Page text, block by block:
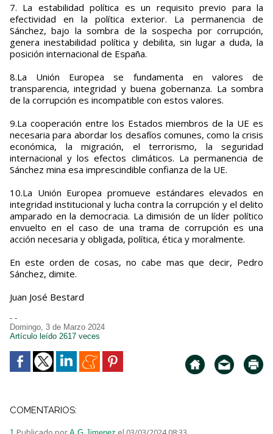
7. La estabilidad política es un requisito previo para la
efectividad en la política exterior. La permanencia de
Sánchez, bajo la sombra de la sospecha por corrupción,
genera inestabilidad política y debilita, sin lugar a duda, la
posición internacional de España.
8.La Unión Europea se fundamenta en valores de
transparencia, integridad y buena gobernanza. La sombra
de la corrupción es incompatible con estos valores.
9.La cooperación entre los Estados miembros de la UE es
necesaria para abordar los desafíos comunes, como la crisis
económica, la migración, el terrorismo, la seguridad
internacional y los efectos climáticos. La permanencia de
Sánchez mina esa imprescindible confianza de la UE.
10.La Unión Europea promueve estándares elevados en
integridad institucional y lucha contra la corrupción y el delito
amparado en la democracia. La dimisión de un líder político
envuelto en el caso de una trama de corrupción es una
acción necesaria y obligada, política, ética y moralmente.
En este orden de cosas, no cabe mas que decir, Pedro
Sánchez, dimite.
Juan José Bestard
- -
Domingo, 3 de Marzo 2024
Artículo leído 2617 veces
COMENTARIOS: